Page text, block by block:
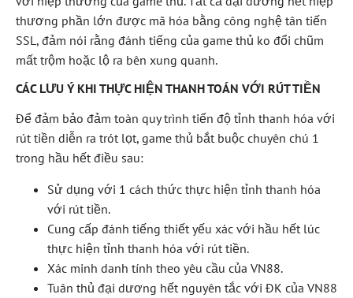
thương phần lớn được mã hóa bằng công nghệ tân tiến
SSL, đảm nói rằng đánh tiếng của game thủ ko đổi chũm
mất trộm hoặc lộ ra bên xung quanh.
CÁC LƯU Ý KHI THỰC HIỆN THANH TOÁN VỚI RÚT TIỀN
Để đảm bảo đảm toàn quy trình tiến độ tỉnh thanh hóa với
rút tiền diễn ra trót lọt, game thủ bắt buộc chuyên chú 1
trong hầu hết điều sau:
Sử dụng với 1 cách thức thực hiện tỉnh thanh hóa
với rút tiền.
Cung cấp đánh tiếng thiết yếu xác với hầu hết lúc
thực hiện tỉnh thanh hóa với rút tiền.
Xác minh danh tính theo yêu cầu của VN88.
Tuân thủ đại dương hết nguyên tắc với ĐK của VN88